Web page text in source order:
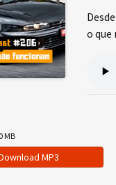
o que
MB
MP3